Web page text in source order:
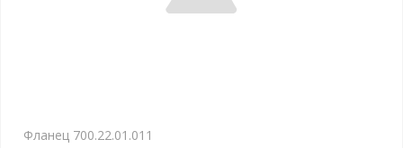
Фланец 700.22.01.011